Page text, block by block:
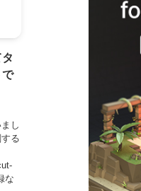
で
し
る
な